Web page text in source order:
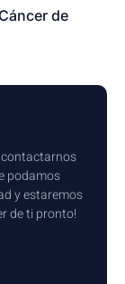
de
contactarnos
podamos
y estaremos
de ti pronto!